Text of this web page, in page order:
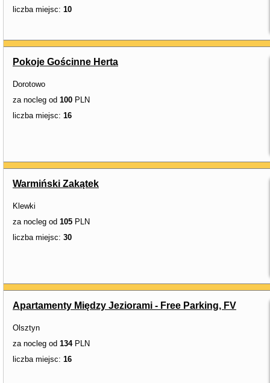
liczba miejsc: 10
Pokoje Gościnne Herta
Dorotowo
za nocleg od 100 PLN
liczba miejsc: 16
Warmiński Zakątek
Klewki
za nocleg od 105 PLN
liczba miejsc: 30
Apartamenty Między Jeziorami - Free Parking, FV
Olsztyn
za nocleg od 134PLN
liczba miejsc: 16